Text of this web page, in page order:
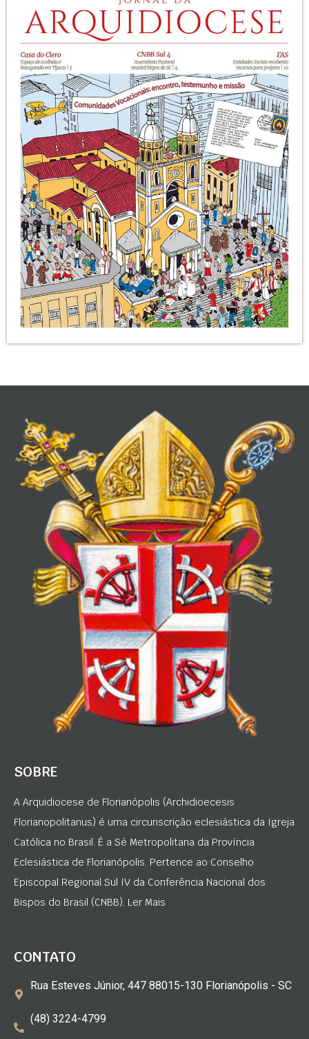
SOBRE
A Arquidiocese de Florianópolis (Archidioecesis
Florianopolitanus) é uma circunscrição eclesiástica da Igreja
Católica no Brasil. É a Sé Metropolitana da Província
Eclesiástica de Florianópolis. Pertence ao Conselho
Episcopal Regional Sul IV da Conferência Nacional dos
Bispos do Brasil (CNBB). Ler Mais
CONTATO
Rua Esteves Júnior, 447 88015-130 Florianópolis - SC
(48) 3224-4799